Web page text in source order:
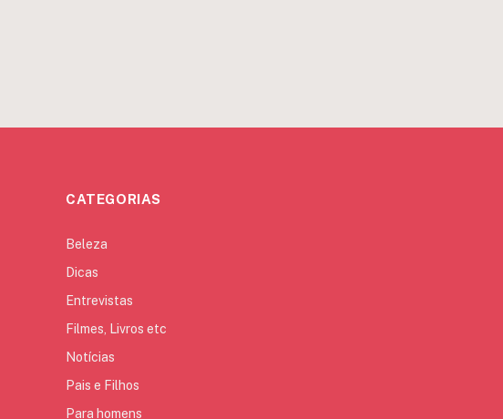
CATEGORIAS
Beleza
Dicas
Entrevistas
Filmes, Livros etc
Notícias
Pais e Filhos
Para homens